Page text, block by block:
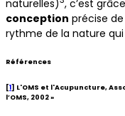
naturelles) , c’est
conception précise
rythme de la nature qui
Références
[1] L'OMS et l'Acupuncture,
l’OMS, 2002 »